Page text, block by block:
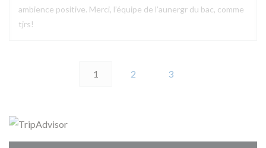
ambience positive. Merci, l’équipe de l’aunergr du bac, comme
tjrs!
1 2 3